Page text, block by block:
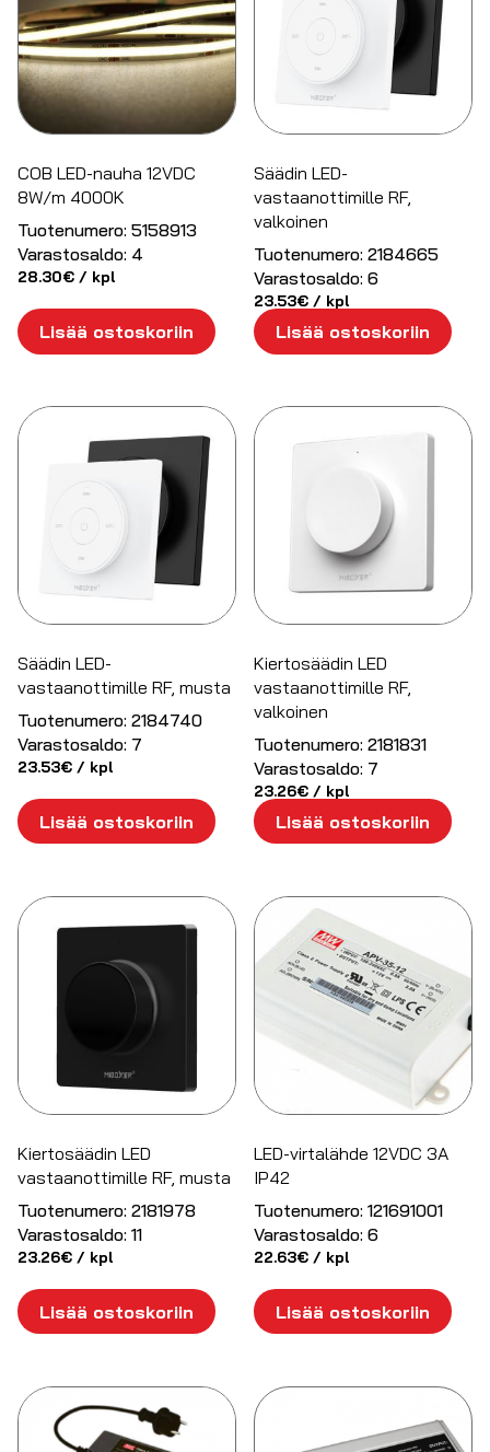
COB LED-nauha 12VDC
8W/m 4000K
Tuotenumero: 5158913
Varastosaldo: 4
28.30€ / kpl
Lisää ostoskoriin
Säädin LED-
vastaanottimille RF,
valkoinen
Tuotenumero: 2184665
Varastosaldo: 6
23.53€ / kpl
Lisää ostoskoriin
Säädin LED-
vastaanottimille RF, musta
Tuotenumero: 2184740
Varastosaldo: 7
23.53€ / kpl
Lisää ostoskoriin
Kiertosäädin LED
vastaanottimille RF,
valkoinen
Tuotenumero: 2181831
Varastosaldo: 7
23.26€ / kpl
Lisää ostoskoriin
Kiertosäädin LED
vastaanottimille RF, musta
Tuotenumero: 2181978
Varastosaldo: 11
23.26€ / kpl
Lisää ostoskoriin
LED-virtalähde 12VDC 3A
IP42
Tuotenumero: 121691001
Varastosaldo: 6
22.63€ / kpl
Lisää ostoskoriin